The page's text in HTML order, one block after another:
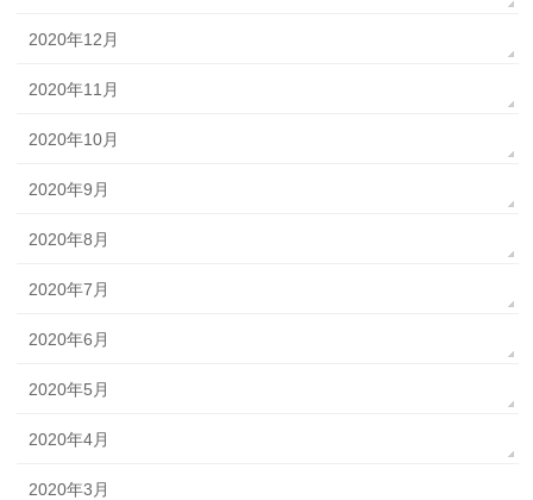
2020年12月
2020年11月
2020年10月
2020年9月
2020年8月
2020年7月
2020年6月
2020年5月
2020年4月
2020年3月